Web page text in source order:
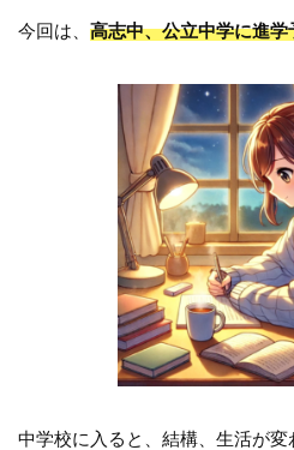
今回は、 高志中、公立中学に進学
中学校に入ると、結構、生活が変